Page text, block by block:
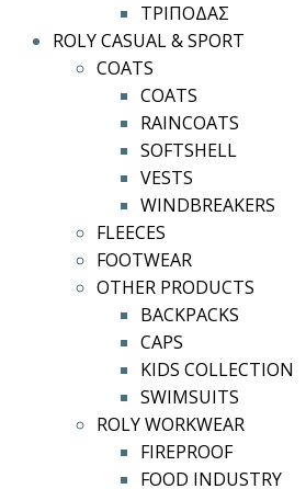
ΤΡΙΠΟΔΑΣ
ROLY CASUAL & SPORT
COATS
COATS
RAINCOATS
SOFTSHELL
VESTS
WINDBREAKERS
FLEECES
FOOTWEAR
OTHER PRODUCTS
BACKPACKS
CAPS
KIDS COLLECTION
SWIMSUITS
ROLY WORKWEAR
FIREPROOF
FOOD INDUSTRY